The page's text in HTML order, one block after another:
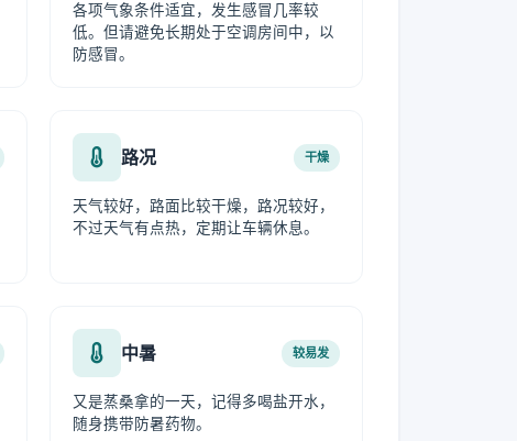
各项气象条件适宜，发生感冒几率较
低。但请避免长期处于空调房间中，以
防感冒。
路况 干燥
天气较好，路面比较干燥，路况较好，
不过天气有点热，定期让车辆休息。
中暑 较易发
又是蒸桑拿的一天，记得多喝盐开水，
随身携带防暑药物。